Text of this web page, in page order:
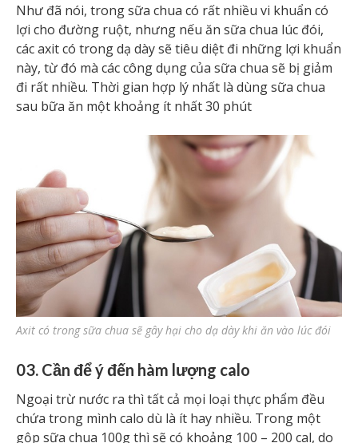
Như đã nói, trong sữa chua có rất nhiều vi khuẩn có
lợi cho đường ruột, nhưng nếu ăn sữa chua lúc đói,
các axit có trong dạ dày sẽ tiêu diệt đi những lợi khuẩn
này, từ đó mà các công dụng của sữa chua sẽ bị giảm
đi rất nhiều. Thời gian hợp lý nhất là dùng sữa chua
sau bữa ăn một khoảng ít nhất 30 phút
Axit có trong sữa chua sẽ gây hại cho dạ dày khi ăn vào lúc đói
03. Cần để ý đến hàm lượng calo
Ngoại trừ nước ra thì tất cả mọi loại thực phẩm đều
chứa trong mình calo dù là ít hay nhiều. Trong một
gộp sữa chua 100g thì sẽ có khoảng 100 – 200 cal, do